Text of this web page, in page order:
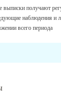
выписки получают
наблюдения и
всего периода